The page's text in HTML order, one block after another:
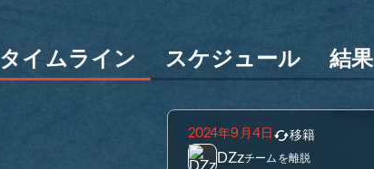
タイムライン スケジュール 結果
2024年9月4日 移籍
DZzチームを離脱